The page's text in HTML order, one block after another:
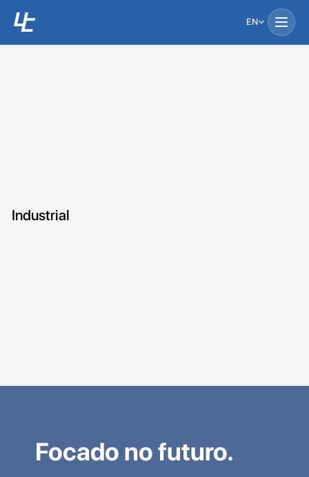
EN
Industrial
Focado no futuro.